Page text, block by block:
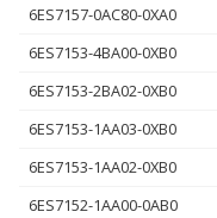
6ES7157-0AC80-0XA0
6ES7153-4BA00-0XB0
6ES7153-2BA02-0XB0
6ES7153-1AA03-0XB0
6ES7153-1AA02-0XB0
6ES7152-1AA00-0AB0